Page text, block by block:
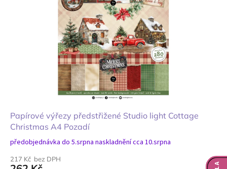
Papírové výřezy předstřižené Studio light Cottage
Christmas A4 Pozadí
předobjednávka do 5.srpna naskladnění cca 10.srpna
217 Kč bez DPH